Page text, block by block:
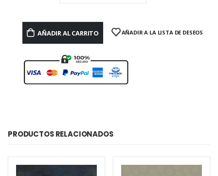
AÑADIR AL CARRITO AÑADIR A LA LISTA DE DESEOS
PRODUCTOS RELACIONADOS